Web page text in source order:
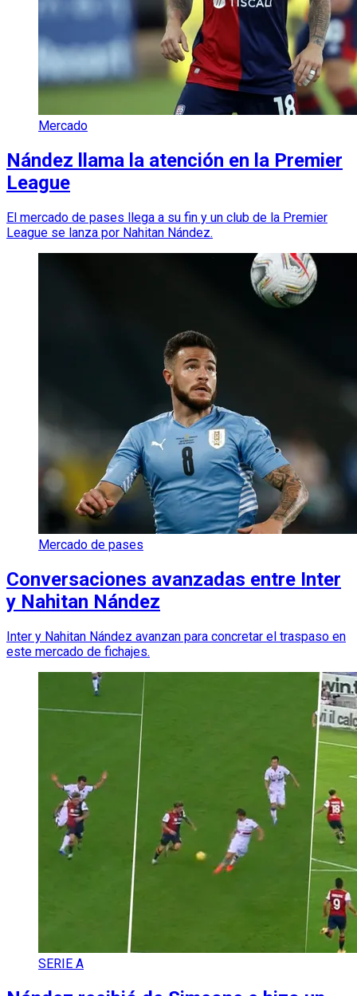
Mercado
Nández llama la atención en la Premier
League
El mercado de pases llega a su fin y un club de la Premier
League se lanza por Nahitan Nández.
Mercado de pases
Conversaciones avanzadas entre Inter
y Nahitan Nández
Inter y Nahitan Nández avanzan para concretar el traspaso en
este mercado de fichajes.
SERIE A